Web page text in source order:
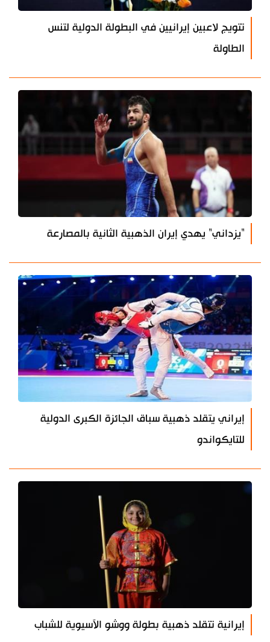
تتويج لاعبين إيرانيين في البطولة الدولية لتنس
الطاولة
"يزداني" يهدي إيران الذهبية الثانية بالمصارعة
إيراني يتقلد ذهبية سباق الجائزة الكبرى الدولية
للتايكواندو
إيرانية تتقلد ذهبية بطولة ووشو الآسيوية للشباب